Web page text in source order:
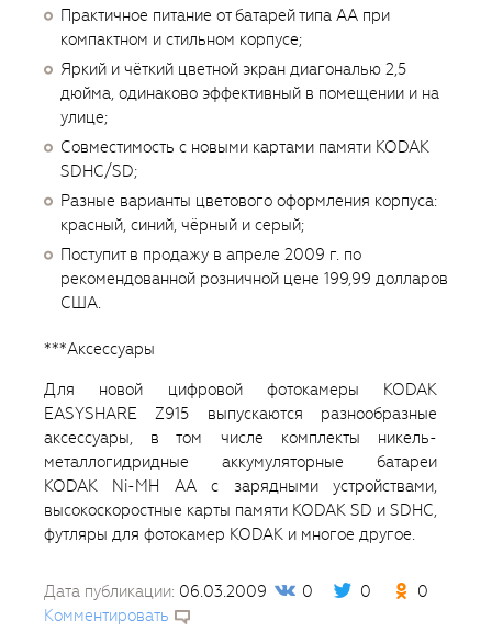
Практичное питание от батарей типа АА при
компактном и стильном корпусе;
Яркий и чёткий цветной экран диагональю 2,5
дюйма, одинаково эффективный в помещении и на
улице;
Совместимость с новыми картами памяти KODAK
SDHC/SD;
Разные варианты цветового оформления корпуса:
красный, синий, чёрный и серый;
Поступит в продажу в апреле 2009 г. по
рекомендованной розничной цене 199,99 долларов
США.
***Аксессуары
Для новой цифровой фотокамеры KODAK
EASYSHARE Z915 выпускаются разнообразные
аксессуары, в том числе комплекты никель-
металлогидридные аккумуляторные батареи
KODAK Ni-MH AA с зарядными устройствами,
высокоскоростные карты памяти KODAK SD и SDHC,
футляры для фотокамер KODAK и многое другое.
Дата публикации: 06.03.2009 0 0
0
Комментировать